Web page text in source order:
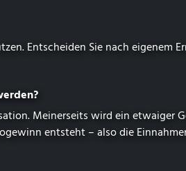
Entscheiden Sie nach eigenem
Meinerseits wird ein etwaiger
entsteht – also die